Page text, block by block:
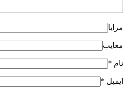
مزایا
معایب
نام *
ایمیل *